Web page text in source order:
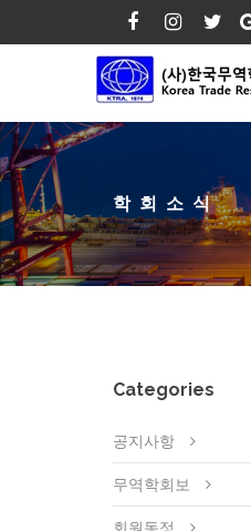
학회소식
Categories
공지사항
무역학회보